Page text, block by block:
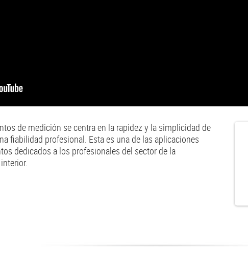
de medición se centra en la rapidez y la simplicidad de
fiabilidad profesional. Esta es una de las aplicaciones
dedicados a los profesionales del sector de la